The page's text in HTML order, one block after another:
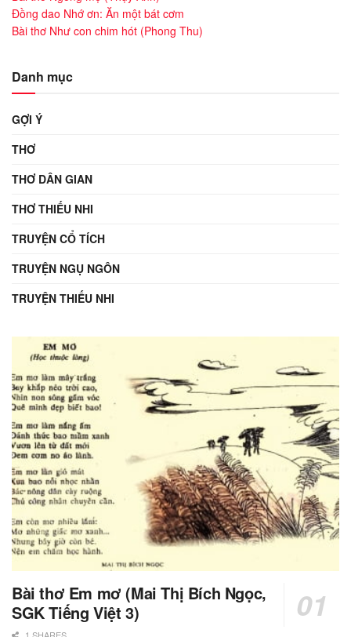
Đồng dao Nhớ ơn: Ăn một bát cơm
Bài thơ Như con chim hót (Phong Thu)
Danh mục
GỢI Ý
THƠ
THƠ DÂN GIAN
THƠ THIẾU NHI
TRUYỆN CỔ TÍCH
TRUYỆN NGỤ NGÔN
TRUYỆN THIẾU NHI
Bài thơ Em mơ (Mai Thị Bích Ngọc,
SGK Tiếng Việt 3)